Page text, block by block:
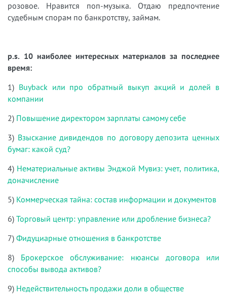
розовое. Нравится поп-музыка. Отдаю предпочтение
судебным спорам по банкротству, займам.
p.s. 10 наиболее интересных материалов за последнее
время:
1) Buyback или про обратный выкуп акций и долей в
компании
2) Повышение директором зарплаты самому себе
3) Взыскание дивидендов по договору депозита ценных
бумаг: какой суд?
4) Нематериальные активы Энджой Мувиз: учет, политика,
доначисление
5) Коммерческая тайна: состав информации и документов
6) Торговый центр: управление или дробление бизнеса?
7) Фидуциарные отношения в банкротстве
8) Брокерское обслуживание: нюансы договора или
способы вывода активов?
9) Недействительность продажи доли в обществе